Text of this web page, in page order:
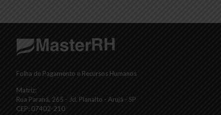
Folha de Pagamento e Recursos Humanos
Matriz:
Rua Paraná, 265 - Jd. Planalto - Arujá - SP
CEP: 07402-210